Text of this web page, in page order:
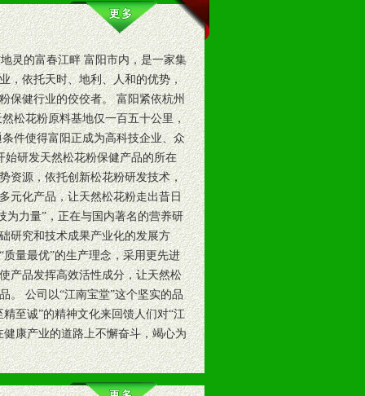
灵的富春江畔 富阳市内，是一家集
，依托天时、地利、人和的优势，
保健行业的佼佼者。 富阳紧依杭州
松花粉原料基地仅一百五十公里，
件使得富阳正成为高科技企业、众
始研发天然松花粉保健产品的所在
资源，依托创新松花粉研发技术，
元化产品，让天然松花粉走出昔日
为力量”，正在与国内著名的营养研
研究和技术成果产业化的发展方
量最优”的生产理念，采用更先进
产品发挥高效活性成分，让天然松
。 公司以“江南宝堂”这个坚实的品
至诚”的精神文化来回馈人们对“江
康产业的道路上不懈奋斗，竭心为